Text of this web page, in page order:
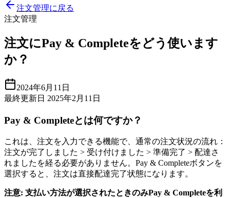
注文管理に戻る
注文管理
注文にPay & Completeをどう使います
か？
2024年6月11日
最終更新日 2025年2月11日
Pay & Completeとは何ですか？
これは、注文を入力できる機能で、通常の注文状況の流れ：
注文が完了しました > 受け付けました > 準備完了 > 配達さ
れましたを経る必要がありません。Pay & Completeボタンを
選択すると、注文は直接配達完了状態になります。
注意: 支払い方法が選択されたときのみPay & Completeを利